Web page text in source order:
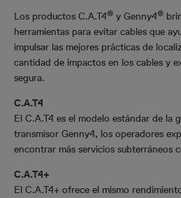
Los productos C.A.T4® y Genny4®
herramientas para evitar cables que
impulsar las mejores prácticas de
cantidad de impactos en los cables y
segura.
C.A.T4
El C.A.T4 es el modelo estándar de la
transmisor Genny4, los operadores
encontrar más servicios subterráneos
C.A.T4+
El C.A.T4+ ofrece el mismo